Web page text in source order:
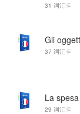
31 词汇卡
Gli
37 词汇卡
La
29 词汇卡